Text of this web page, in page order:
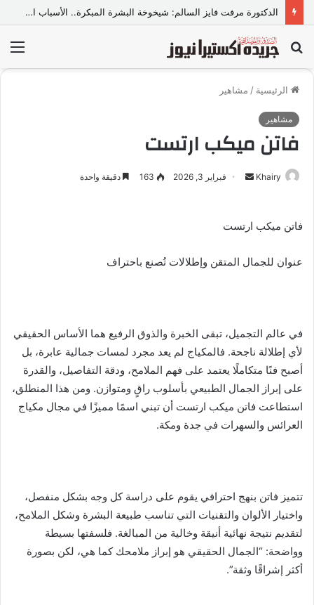
الدكتورة مرفت فايز السالم: شيخوخة البشرة المبكرة.. الأسباب الخفية وأحدث الحلول الطبية للحفاظ على نضارة الجلد
بحث
عن
الرئيسية / مشاهير
مشاهير
فاتن ميكب ارتست
Khairy
ل
ر
و
ن
فبراير 3, 2026 163 دقيقة واحدة
فاتن ميكب ارتست
عنوان للجمال المتقن وإطلالات تُصنع باحتراف
في عالم التجميل، تبقى الخبرة والذوق الرفيع هما الأساس الحقيقي
لأي إطلالة ناجحة. فالمكياج لم يعد مجرد لمسات جمالية عابرة، بل
أصبح فنًا متكاملًا يعتمد على فهم الملامح، ودقة التفاصيل، والقدرة
على إبراز الجمال الطبيعي بأسلوب راقٍ ومتوازن. ومن هذا المنطلق،
استطاعت فاتن ميكب ارتست أن تبني اسمًا مميزًا في مجال مكياج
العرائس والسهرات في جدة ومكة.
تتميز فاتن بنهج احترافي يقوم على دراسة كل وجه بشكل منفصل،
واختيار الألوان والتقنيات التي تناسب طبيعة البشرة وشكل الملامح،
لتقديم نتيجة نهائية أنيقة وخالية من المبالغة. فلسفتها بسيطة
وواضحة: “الجمال الحقيقي هو إبراز ملامحك كما هي، لكن بصورة
أكثر إشراقًا وثقة”.